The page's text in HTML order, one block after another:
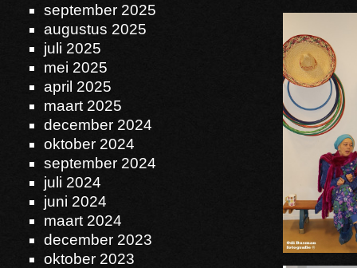
september 2025
augustus 2025
juli 2025
mei 2025
april 2025
maart 2025
december 2024
oktober 2024
september 2024
juli 2024
juni 2024
maart 2024
december 2023
oktober 2023